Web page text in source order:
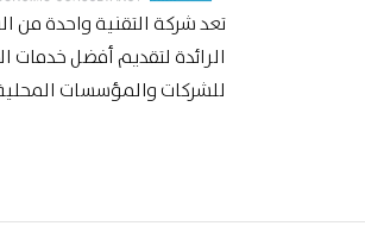
تعد شركة التقنية واحدة من
الرائدة لتقديم أفضل خدمات
للشركات والمؤسسات